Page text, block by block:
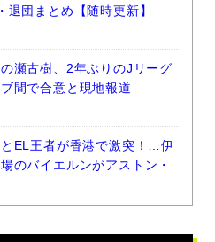
退団まとめ【随時更新】
瀬古樹、2年ぶりのJリーグ
間で合意と現地報道
EL王者が香港で激突！…伊
のバイエルンがアストン・